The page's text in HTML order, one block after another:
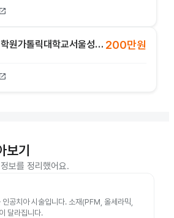
학교법인가톨릭학원가톨릭대학교서울성모병원 200만원
보기
보를 정리했어요.
공치아 시술입니다. 소재(PFM, 올세라믹,
달라집니다.